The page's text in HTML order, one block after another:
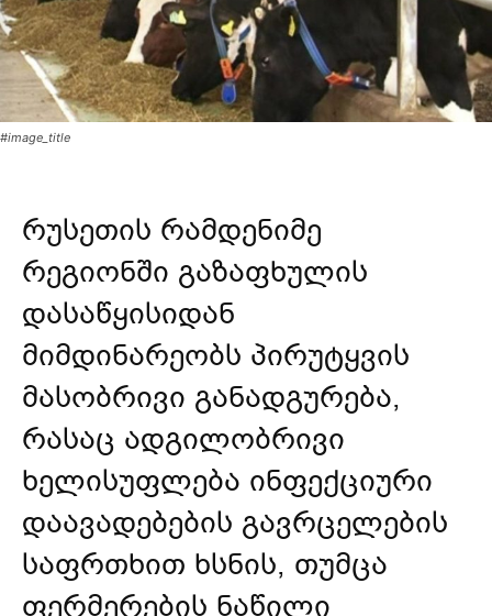
#image_title
რუსეთის რამდენიმე
რეგიონში გაზაფხულის
დასაწყისიდან
მიმდინარეობს პირუტყვის
მასობრივი განადგურება,
რასაც ადგილობრივი
ხელისუფლება ინფექციური
დაავადებების გავრცელების
საფრთხით ხსნის, თუმცა
ფერმერების ნაწილი